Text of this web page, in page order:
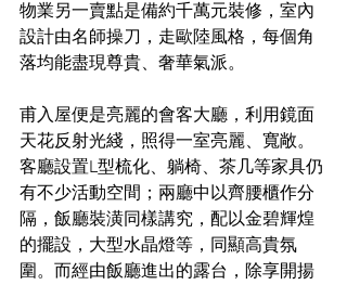
物業另一賣點是備約千萬元裝修，室內
設計由名師操刀，走歐陸風格，每個角
落均能盡現尊貴、奢華氣派。
甫入屋便是亮麗的會客大廳，利用鏡面
天花反射光綫，照得一室亮麗、寬敞。
客廳設置L型梳化、躺椅、茶几等家具仍
有不少活動空間；兩廳中以齊腰櫃作分
隔，飯廳裝潢同樣講究，配以金碧輝煌
的擺設，大型水晶燈等，同顯高貴氛
圍。而經由飯廳進出的露台，除享開揚